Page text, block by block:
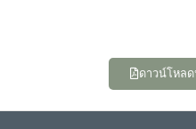
ดาวน์โหล